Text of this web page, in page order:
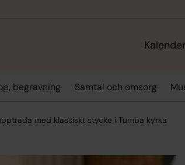
Kalender
begravning Samtal och omsorg
med klassiskt stycke i Tumba kyrka